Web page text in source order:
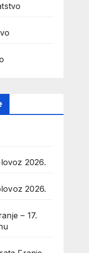
2026.
2026.
– 17.